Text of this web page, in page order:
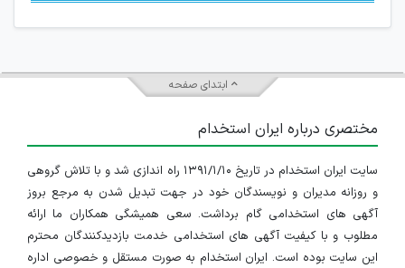
ابتدای صفحه
مختصری درباره ایران استخدام
سایت ایران استخدام در تاریخ ۱۳۹۱/۱/۱۰ راه اندازی شد و با تلاش گروهی
و روزانه مدیران و نویسندگان خود در جهت تبدیل شدن به مرجع بروز
آگهی های استخدامی گام برداشت. سعی همیشگی همکاران ما ارائه
مطلوب و با کیفیت آگهی های استخدامی خدمت بازدیدکنندگان محترم
این سایت بوده است. ایران استخدام به صورت مستقل و خصوصی اداره